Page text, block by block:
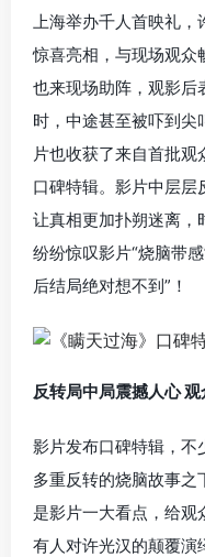
上海举办千人首映礼，
惊喜亮相，与现场观众
也来现场助阵，观影后
时，中途甚至被吓到尖
片也收获了来自首批
口碑特辑。影片中层层
让真相更加扑朔迷离，
纷纷惊叹影片“烧脑带
后结局绝对想不到”！
反转局中局震撼人心
影片发布口碑特辑，不
多重反转的烧脑故事
是影片一大看点，给观
有人对许光汉的颠覆演